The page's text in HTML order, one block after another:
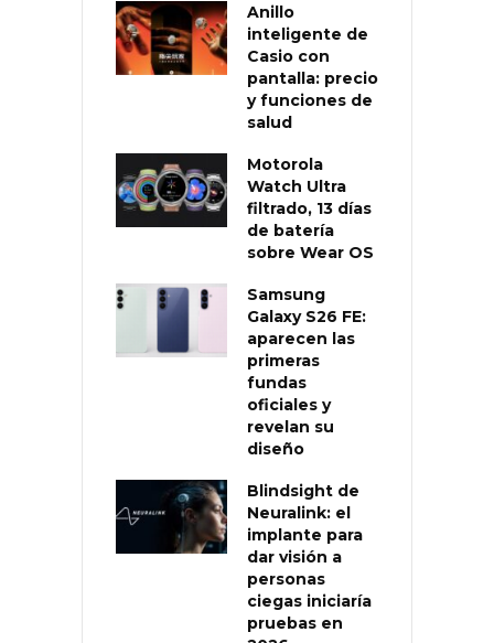
Anillo
inteligente de
Casio con
pantalla: precio
y funciones de
salud
Motorola
Watch Ultra
filtrado, 13 días
de batería
sobre Wear OS
Samsung
Galaxy S26 FE:
aparecen las
primeras
fundas
oficiales y
revelan su
diseño
Blindsight de
Neuralink: el
implante para
dar visión a
personas
ciegas iniciaría
pruebas en